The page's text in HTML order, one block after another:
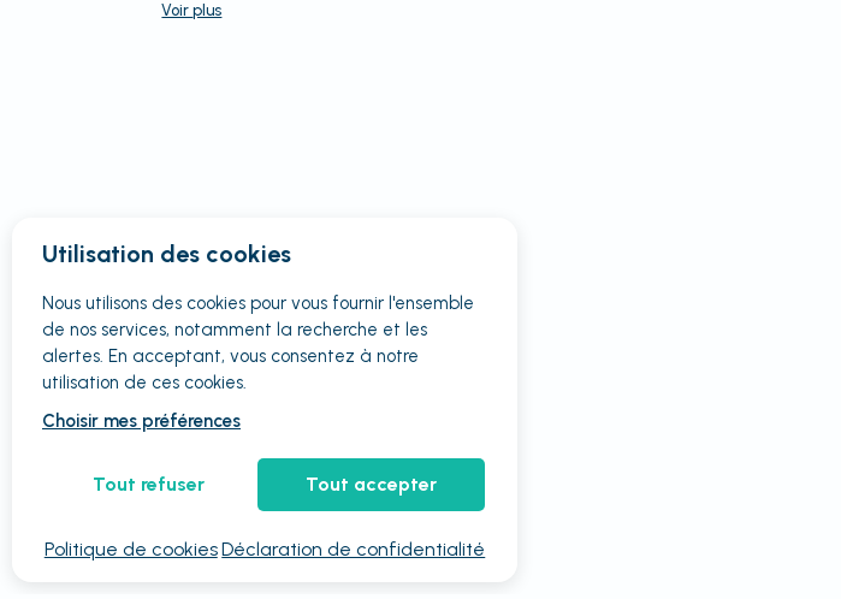
Voirplus
Utilisation des cookies
Nous utilisons des cookies pour vous fournir l'ensemble
de nos services, notamment la recherche et les
alertes. En acceptant, vous consentez à notre
utilisation de ces cookies.
Choisir mes préférences
Tout refuser Tout accepter
Politique de cookiesDéclaration de confidentialité